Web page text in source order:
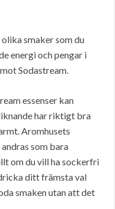
smaker som du
energi och pengar i
Sodastream.
essenser kan
har riktigt bra
Aromhusets
som bara
om du vill ha sockerfri
ditt främsta val
smaken utan att det